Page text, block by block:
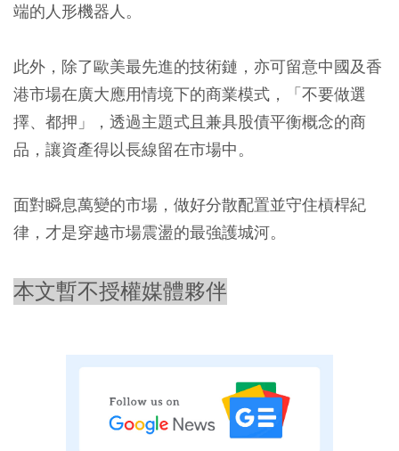
端的人形機器人。
此外，除了歐美最先進的技術鏈，亦可留意中國及香
港市場在廣大應用情境下的商業模式，「不要做選
擇、都押」，透過主題式且兼具股債平衡概念的商
品，讓資產得以長線留在市場中。
面對瞬息萬變的市場，做好分散配置並守住槓桿紀
律，才是穿越市場震盪的最強護城河。
本文暫不授權媒體夥伴